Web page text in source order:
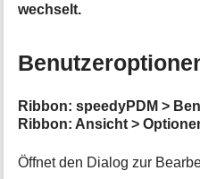
wechselt.
Ribbon: speedyPDM >
Ribbon: Ansicht >
Öffnet den Dialog zur